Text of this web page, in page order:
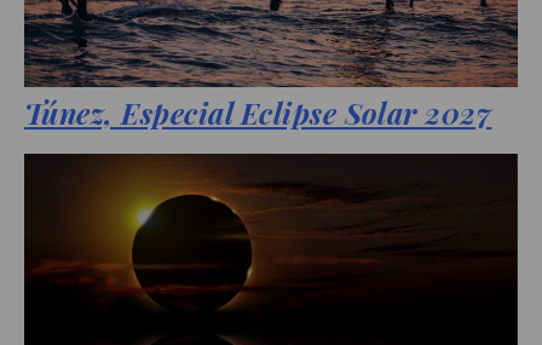
Túnez, Especial Eclipse Solar 2027